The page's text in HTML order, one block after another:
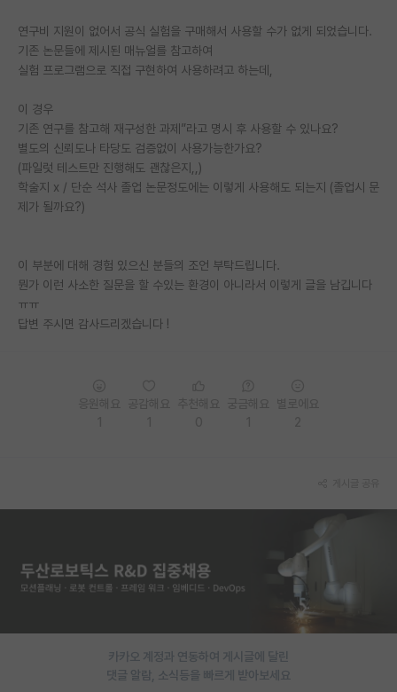
석박사 채용 정보 게시판
학부 인턴 게시판
취업 게시판
임용 후기 게시판
인문사회 계열 게시판
반도체/AI 게시판
유학교육
반도체 아카데미
연구비 지원이 없어서 공식 실험을 구매해서 사용할 수가 없게 되었습니다.
기존 논문들에 제시된 매뉴얼를 참고하여
실험 프로그램으로 직접 구현하여 사용하려고 하는데,
이 경우
기존 연구를 참고해 재구성한 과제”라고 명시 후 사용할 수 있나요?
별도의 신뢰도나 타당도 검증없이 사용가능한가요?
(파일럿 테스트만 진행해도 괜찮은지,,)
학술지 x / 단순 석사 졸업 논문정도에는 이렇게 사용해도 되는지 (졸업시 문
제가 될까요?)
이 부분에 대해 경험 있으신 분들의 조언 부탁드립니다.
뭔가 이런 사소한 질문을 할 수있는 환경이 아니라서 이렇게 글을 남깁니다
ㅠㅠ
답변 주시면 감사드리겠습니다 !
카카오 계정과 연동하여 게시글에 달린
댓글 알람, 소식등을 빠르게 받아보세요